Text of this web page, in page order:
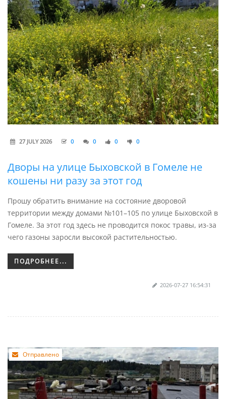
27 JULY 2026 0 0 0 0
Дворы на улице Быховской в Гомеле не
кошены ни разу за этот год
Прошу обратить внимание на состояние дворовой
территории между домами №101–105 по улице Быховской в
Гомеле. За этот год здесь не проводится покос травы, из-за
чего газоны заросли высокой растительностью.
ПОДРОБНЕЕ...
2026-07-27 16:54:31
Отправлено